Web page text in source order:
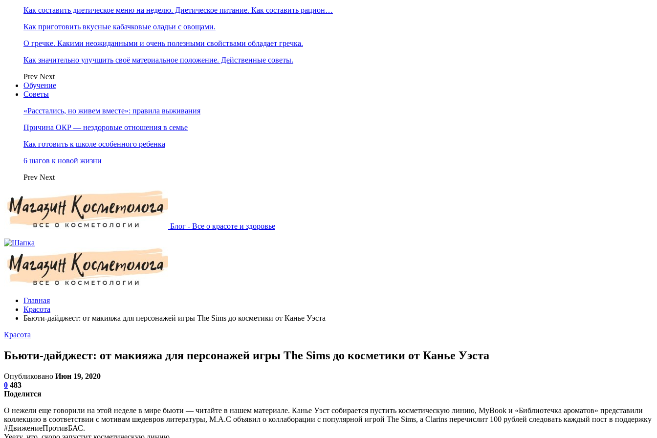
Как составить диетическое меню на неделю. Диетическое питание. Как составить рацион…
Как приготовить вкусные кабачковые оладьи с овощами.
О гречке. Какими неожиданными и очень полезными свойствами обладает гречка.
Как значительно улучшить своё материальное положение. Действенные советы.
Prev Next
Обучение
Советы
«Расстались, но живем вместе»: правила выживания
Причина ОКР — нездоровые отношения в семье
Как готовить к школе особенного ребенка
6 шагов к новой жизни
Prev Next
Блог - Все о красоте и здоровье
Главная
Красота
Бьюти-дайджест: от макияжа для персонажей игры The Sims до косметики от Канье Уэста
Красота
Бьюти-дайджест: от макияжа для персонажей игры The Sims до косметики от Канье Уэста
Опубликовано Июн 19, 2020
0 483
Поделится
О нежели еще говорили на этой неделе в мире бьюти — читайте в нашем материале. Канье Уэст собирается пустить косметическую линию, MyBook и «Библиотечка ароматов» представили
коллекцию в соответствии с мотивам шедевров литературы, М.А.С объявил о коллаборации с популярной игрой The Sims, а Clarins перечислит 100 рублей следовать каждый пост в поддержку
#ДвижениеПротивБАС.